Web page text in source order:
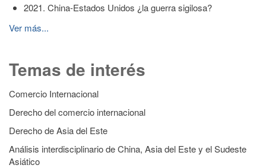
2021. China-Estados Unidos ¿la guerra sigilosa?
Ver más...
Temas de interés
Comercio Internacional
Derecho del comercio internacional
Derecho de Asia del Este
Análisis interdisciplinario de China, Asia del Este y el Sudeste
Asiático